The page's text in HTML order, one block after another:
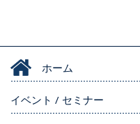
ホーム
イベント / セミナー